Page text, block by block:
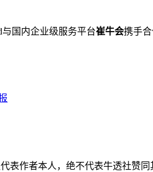
与国内企业级服务平台崔牛会携手
表作者本人，绝不代表牛透社赞同